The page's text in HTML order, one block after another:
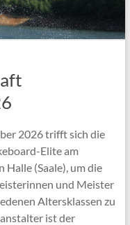
2026 trifft sich die
Elite am
Halle (Saale), um die
und Meister
Altersklassen zu
ist der